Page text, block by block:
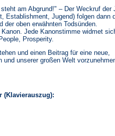
am Abgrund!" – Der Weckruf der
Establishment, Jugend) folgen dann
der oben erwähnten Todsünden.
Jede Kanonstimme widmet
Prosperity.
und einen Beitrag für eine neue,
und unserer großen Welt
(Klavierauszug):